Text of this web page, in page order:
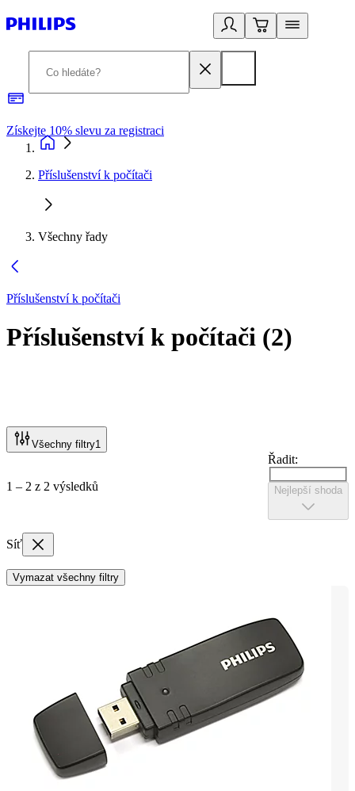
Získejte 10% slevu za registraci
Příslušenství k počítači
Všechny řady
Příslušenství k počítači
Příslušenství k počítači (2)
Všechny filtry1
1 – 2 z 2 výsledků
Řadit:
Nejlepší shoda
Síť
Vymazat všechny filtry